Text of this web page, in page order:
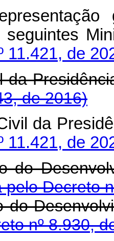
seguintes
11.421, de
da
de 2016)
da
11.421, de
do
Decreto
do
nº 8.930,